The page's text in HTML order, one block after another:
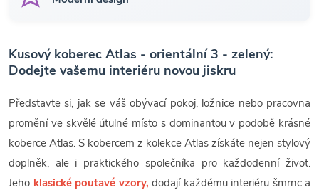
Kusový koberec Atlas - orientální 3 - zelený:
Dodejte vašemu interiéru novou jiskru
Představte si, jak se váš obývací pokoj, ložnice nebo pracovna
promění ve skvělé útulné místo s dominantou v podobě krásné
koberce Atlas. S kobercem z kolekce Atlas získáte nejen stylový
doplněk, ale i praktického společníka pro každodenní život.
Jeho klasické poutavé vzory, dodají každému interiéru šmrnc a